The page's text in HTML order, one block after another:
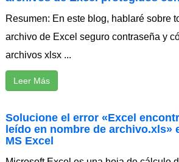
Resumen: En este blog, hablaré sobre
archivo de Excel seguro contraseña y
archivos xlsx ...
Leer Más
Solucione el error «Excel
leído en nombre de archivo.xls»
MS Excel